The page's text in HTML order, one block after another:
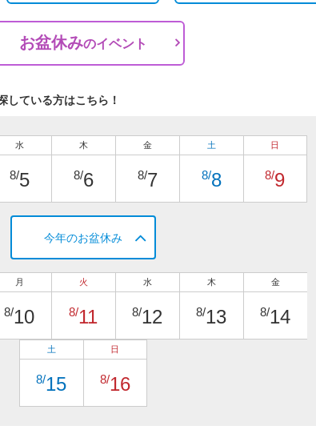
お盆休みのイベント
している方はこちら！
水
8/5
木
8/6
金
8/7
土
8/8
日
8/9
今年のお盆休み
月
8/10
火
8/11
水
8/12
木
8/13
金
8/14
土
8/15
日
8/16